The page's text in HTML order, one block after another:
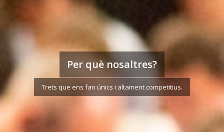
Per què nosaltres?
Trets que ens fan únics i altament competitius.